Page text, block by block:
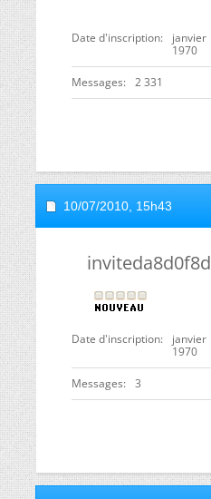
Date d'inscription
janvier
1970
Messages 2 331
10/07/2010, 15h43
inviteda8d0f8d
Date d'inscription
janvier
1970
Messages 3